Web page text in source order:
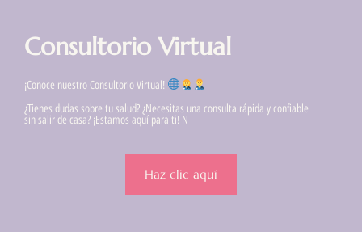
Consultorio Virtual
¡Conoce nuestro Consultorio Virtual!
¿Tienes dudas sobre tu salud? ¿Necesitas una consulta rápida y confiable
sin salir de casa? ¡Estamos aquí para ti! N
Haz clic aquí